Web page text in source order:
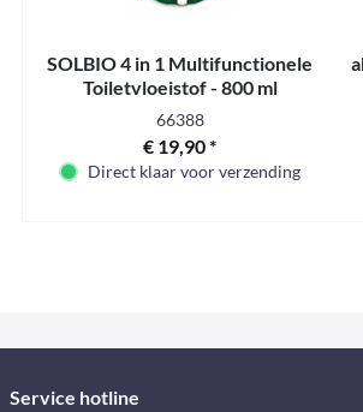
SOLBIO 4 in 1 Multifunctionele
Toiletvloeistof - 800 ml
66388
€ 19,90 *
Direct klaar voor verzending
Service hotline